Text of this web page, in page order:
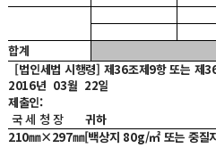
합계
[법인세법 시행령] 제36조제9항 또는 제
2016년 03월 22일
제출인:
국 세 청 장
귀하
210㎜×297㎜[백상지 80g/㎡ 또는 중질